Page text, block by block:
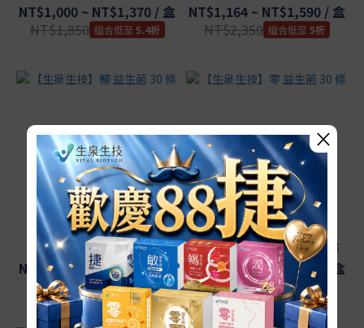
NT$1,000 ~ NT$1,370 / 盒
NT$1,850
5.4折
NT$1,164 ~ NT$1,590 / 盒
NT$2,350
5折
【生泉生技】暢 益生菌 30 條
NT$1,064 ~ NT$1,450 / 盒
NT$1,800
5.9折
【生泉生技】零 益生菌 30 條
NT$1,159 ~ NT$1,580 / 盒
NT$2,200
5.3折
×